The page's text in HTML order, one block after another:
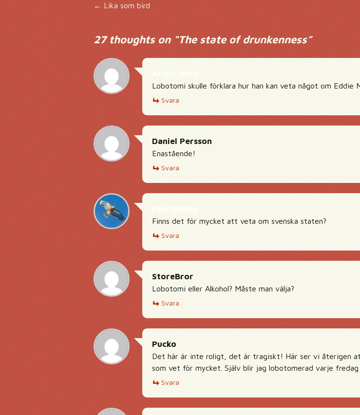
Inläggsnavigering
← Lika som bird
27 thoughts on “The state of drunkenness”
Lobotomi skulle förklara hur han kan veta något om Eddie
Svara
Daniel Persson
Enastående!
Svara
Finns det för mycket att veta om svenska staten?
Svara
StoreBror
Lobotomi eller Alkohol? Måste man välja?
Svara
Pucko
Det här är inte roligt, det är tragiskt! Här ser vi återigen
som vet för mycket. Själv blir jag lobotomerad varje fredag
Svara